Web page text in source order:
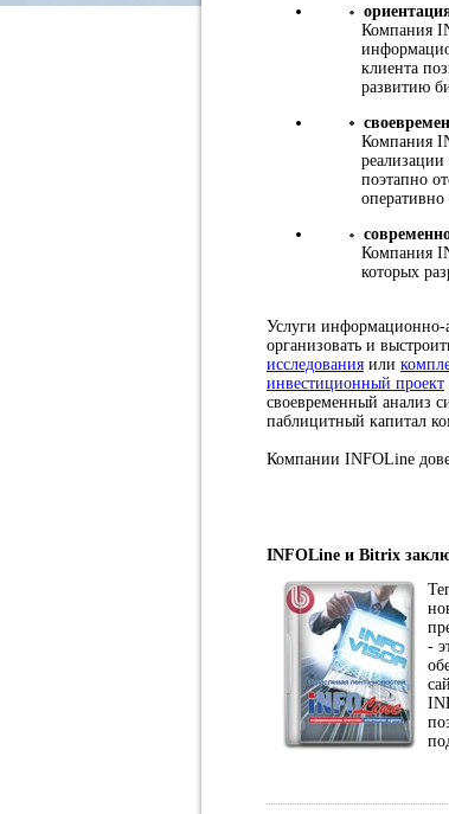
Компания
клиента
развитию
Компания
поэтапно
оперативно
Компания
которых
Услуги информационно-
организовать и
исследования или
инвестиционный проект
своевременный анализ
паблицитный капитал
Компании INFOLine
INFOLine и Bitrix
-